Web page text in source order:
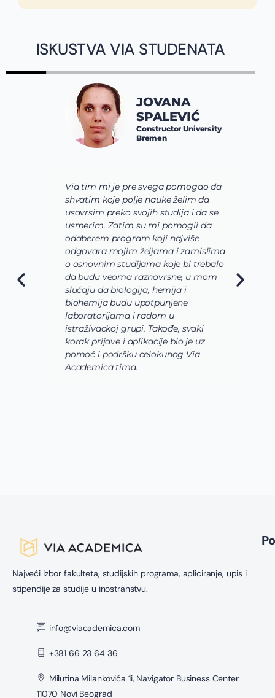
ISKUSTVA VIA STUDENATA
Via tim mi je pre svega pomogao da
shvatim koje polje nauke želim da
usavrsim preko svojih studija i da se
usmerim. Zatim su mi pomogli da
odaberem program koji najviše
odgovara mojim željama i zamislima
o osnovnim studijama koje bi trebalo
da budu veoma raznovrsne, u mom
slučaju da biologija, hemija i
biohemija budu upotpunjene
laboratorijama i radom u
istraživackoj grupi. Takođe, svaki
korak prijave i aplikacije bio je uz
pomoć i podršku celokunog Via
Academica tima.
JOVANA
SPALEVIĆ
Constructor University
Bremen
Najveći izbor fakulteta, studijskih programa, apliciranje, upis i
stipendije za studije u inostranstvu.
info@viacademica.com
+381 66 23 64 36
Milutina Milankovića 1i, Navigator Business Center
11070 Novi Beograd